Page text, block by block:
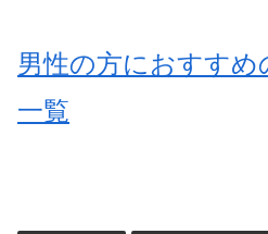
男性の方におすす
一覧